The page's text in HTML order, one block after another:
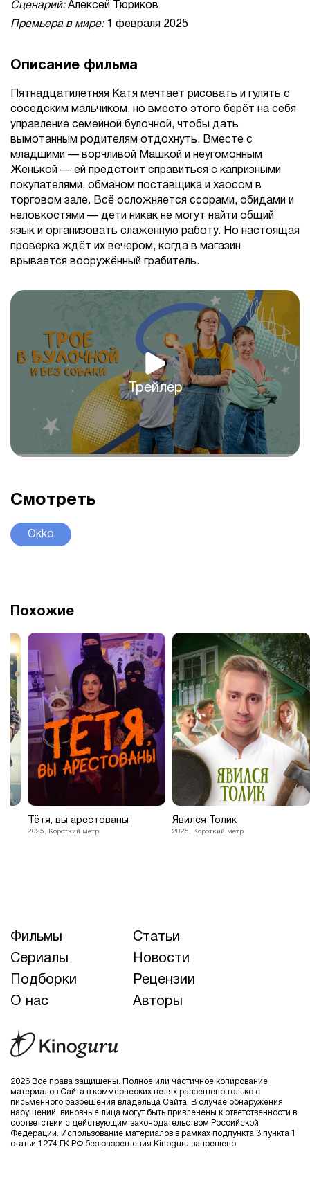
Сценарий:Алексей Тюриков
Премьера в мире:1 февраля 2025
Описание фильма
Пятнадцатилетняя Катя мечтает рисовать и гулять с
соседским мальчиком, но вместо этого берёт на себя
управление семейной булочной, чтобы дать
вымотанным родителям отдохнуть. Вместе с
младшими — ворчливой Машкой и неугомонным
Женькой — ей предстоит справиться с капризными
покупателями, обманом поставщика и хаосом в
торговом зале. Всё осложняется ссорами, обидами и
неловкостями — дети никак не могут найти общий
язык и организовать слаженную работу. Но настоящая
проверка ждёт их вечером, когда в магазин
врывается вооружённый грабитель.
Трейлер
Смотреть
Okko
Похожие
Тётя, вы арестованы
2025, Короткий метр
Явился Толик
2025, Короткий метр
2026 Все права защищены. Полное или частичное копирование
материалов Сайта в коммерческих целях разрешено только с
письменного разрешения владельца Сайта. В случае обнаружения
нарушений, виновные лица могут быть привлечены к ответственности в
соответствии с действующим законодательством Российской
Федерации. Использование материалов в рамках подпункта 3 пункта 1
статьи 1274 ГК РФ без разрешения Kinoguru запрещено.
Фильмы
Статьи
Сериалы
Новости
Подборки
Рецензии
О нас
Авторы